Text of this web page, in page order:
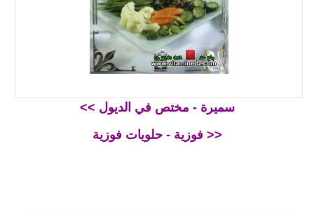
<< سميرة - مختص في الديول
فوزية - حلويات فوزية >>